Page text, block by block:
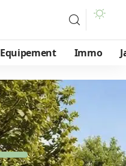
Equipement Immo